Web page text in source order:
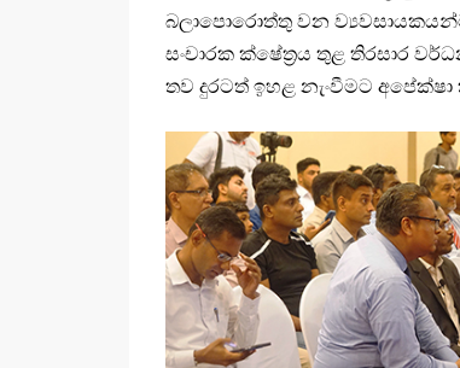
බලාපොරොත්තු වන
සංචාරක ක්ෂේත්‍රය තුළ තිරසාර
තව දුරටත් ඉහළ නැංවීමට අපේක්ෂා